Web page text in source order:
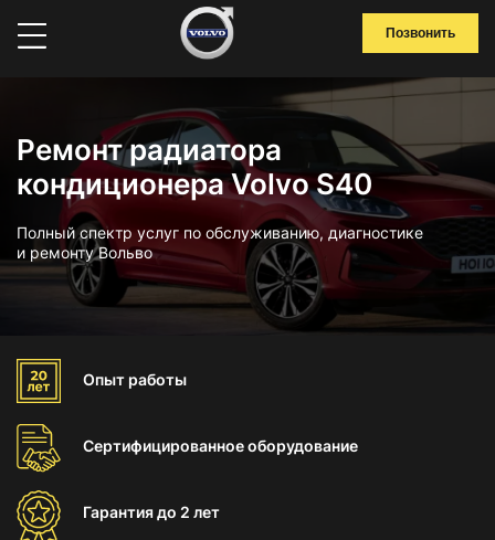
Позвонить
Ремонт радиатора
кондиционера Volvo S40
Полный спектр услуг по обслуживанию, диагностике
и ремонту Вольво
Опыт работы
Сертифицированноеоборудование
Гарантиядо 2 лет